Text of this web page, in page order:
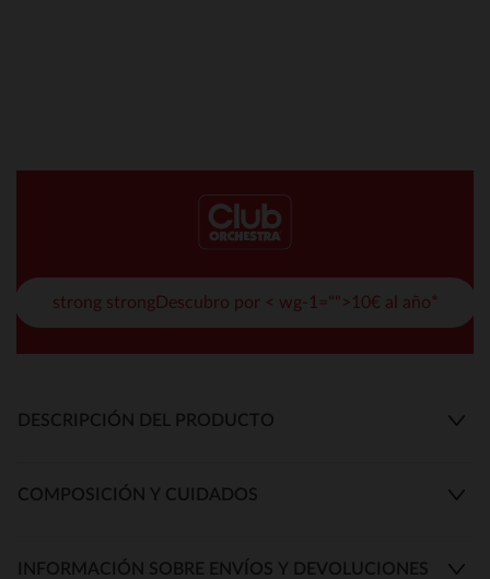
strong strongDescubro por < wg-1="">10€ al año*
DESCRIPCIÓN DEL PRODUCTO
COMPOSICIÓN Y CUIDADOS
INFORMACIÓN SOBRE ENVÍOS Y DEVOLUCIONES